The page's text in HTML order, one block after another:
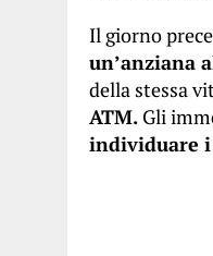
Il giorno
un’anziana
della stessa
ATM. Gli
individuare